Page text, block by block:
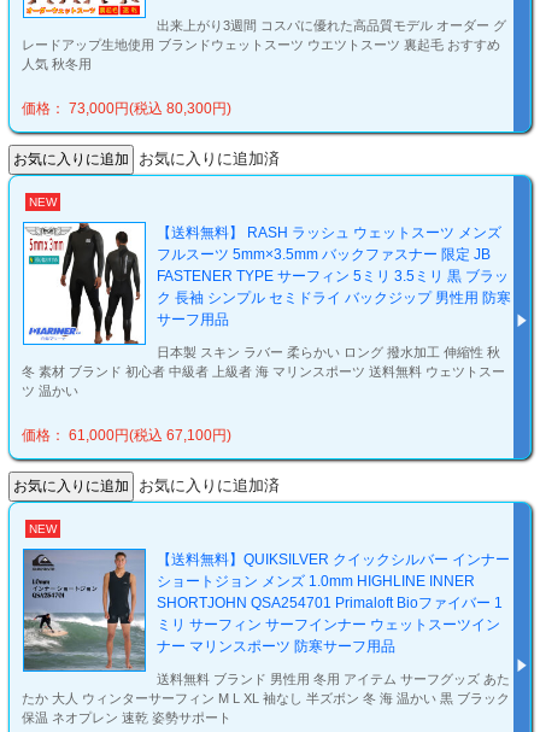
出来上がり3週間 コスパに優れた高品質モデル オーダー グ
レードアップ生地使用 ブランドウェットスーツ ウエツトスーツ 裏起毛 おすすめ
人気 秋冬用
価格： 73,000円(税込 80,300円)
お気に入りに追加済
NEW
【送料無料】 RASH ラッシュ ウェットスーツ メンズ
フルスーツ 5mm×3.5mm バックファスナー 限定 JB
FASTENER TYPE サーフィン 5ミリ 3.5ミリ 黒 ブラッ
ク 長袖 シンプル セミドライ バックジップ 男性用 防寒
サーフ用品
日本製 スキン ラバー 柔らかい ロング 撥水加工 伸縮性 秋
冬 素材 ブランド 初心者 中級者 上級者 海 マリンスポーツ 送料無料 ウェツトスー
ツ 温かい
価格： 61,000円(税込 67,100円)
お気に入りに追加済
NEW
【送料無料】QUIKSILVER クイックシルバー インナー
ショートジョン メンズ 1.0mm HIGHLINE INNER
SHORTJOHN QSA254701 Primaloft Bioファイバー 1
ミリ サーフィン サーフインナー ウェットスーツイン
ナー マリンスポーツ 防寒サーフ用品
送料無料 ブランド 男性用 冬用 アイテム サーフグッズ あた
たか 大人 ウィンターサーフィン M L XL 袖なし 半ズボン 冬 海 温かい 黒 ブラック
保温 ネオプレン 速乾 姿勢サポート